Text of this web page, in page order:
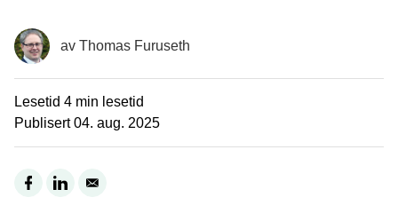
Lesetid 4 min lesetid
Publisert 04. aug. 2025
av Thomas Furuseth